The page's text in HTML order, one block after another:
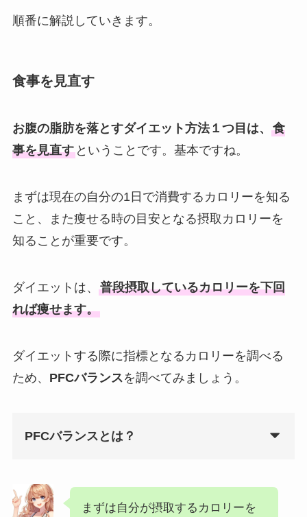
順番に解説していきます。
食事を見直す
お腹の脂肪を落とすダイエット方法１つ目は、 食
事を見直すということです。基本ですね。
まずは現在の自分の1日で消費するカロリーを知る
こと、また痩せる時の目安となる摂取カロリーを
知ることが重要です。
ダイエットは、 普段摂取しているカロリーを下回
れば痩せます。
ダイエットする際に指標となるカロリーを調べる
ため、 PFCバランスを調べてみましょう。
PFCバランスとは？
まずは自分が摂取するカロリーを